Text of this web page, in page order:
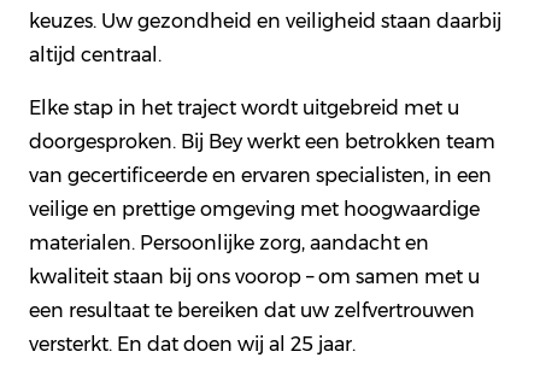
keuzes. Uw gezondheid en veiligheid staan daarbij
altijd centraal.
Elke stap in het traject wordt uitgebreid met u
doorgesproken. Bij Bey werkt een betrokken team
van gecertificeerde en ervaren specialisten, in een
veilige en prettige omgeving met hoogwaardige
materialen. Persoonlijke zorg, aandacht en
kwaliteit staan bij ons voorop – om samen met u
een resultaat te bereiken dat uw zelfvertrouwen
versterkt. En dat doen wij al 25 jaar.